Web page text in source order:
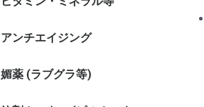
アンチエイジング
媚薬 (ラブグラ等)